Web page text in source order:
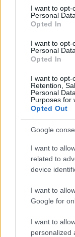
consent section.
I want to opt-
Personal Data.
Opted In
I want to opt-
Personal
Opted In
I want to opt-
Retention,
Personal
Purposes for
Opted Out
Google
I want to
related to
device
I want to
Google for
I want to
personalized
Continua
MONEY